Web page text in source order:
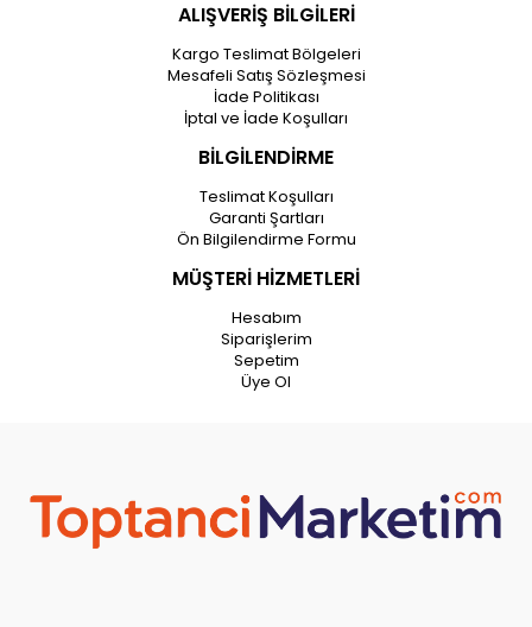
ALIŞVERİŞ BİLGİLERİ
Kargo Teslimat Bölgeleri
Mesafeli Satış Sözleşmesi
İade Politikası
İptal ve İade Koşulları
BİLGİLENDİRME
Teslimat Koşulları
Garanti Şartları
Ön Bilgilendirme Formu
MÜŞTERİ HİZMETLERİ
Hesabım
Siparişlerim
Sepetim
Üye Ol